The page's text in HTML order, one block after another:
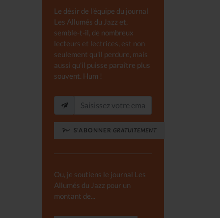
Le désir de l'équipe du journal
Les Allumés du Jazz et,
semble-t-il, de nombreux
lecteurs et lectrices, est non
seulement qu'il perdure, mais
aussi qu'il puisse paraître plus
souvent. Hum !
S'ABONNER GRATUITEMENT
Ou, je soutiens le journal Les
Allumés du Jazz pour un
montant de...